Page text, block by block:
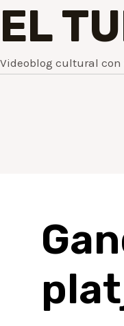
EL
Videoblog cultural